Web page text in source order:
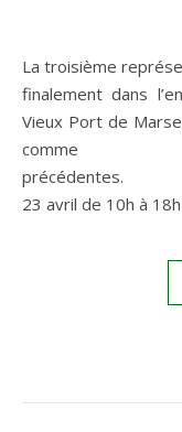
La troisième représentation du Salon Oenautique se jouera
finalement dans
Vieux Port de
23 avril de 10h à 18h